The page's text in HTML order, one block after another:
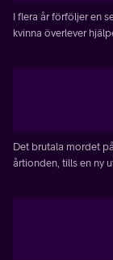
I flera år förföljer en
kvinna överlever
Det brutala mordet
årtionden, tills en ny